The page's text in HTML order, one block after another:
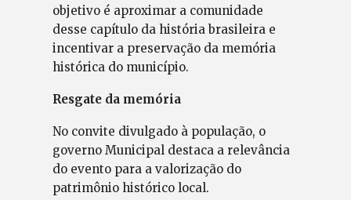
objetivo é aproximar a comunidade
desse capítulo da história brasileira e
incentivar a preservação da memória
histórica do município.
Resgate da memória
No convite divulgado à população, o
governo Municipal destaca a relevância
do evento para a valorização do
patrimônio histórico local.